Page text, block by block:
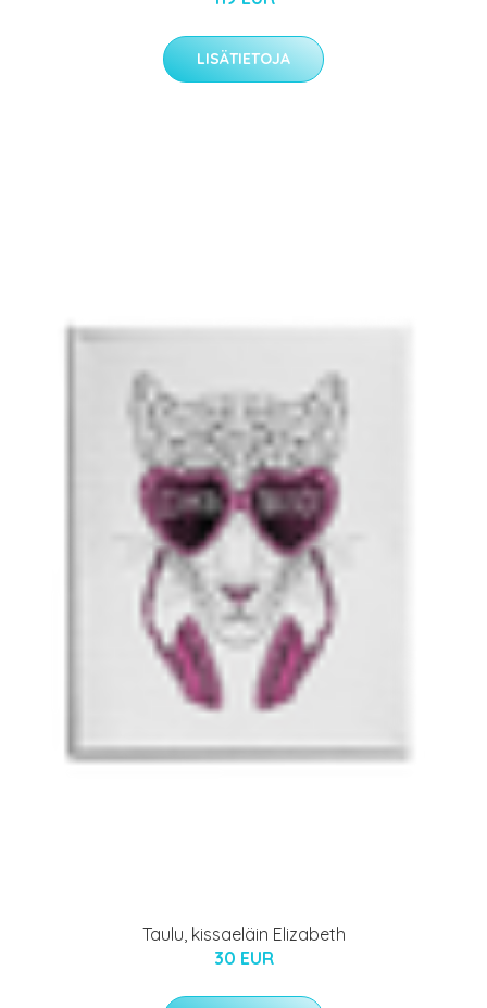
LISÄTIETOJA
Taulu, kissaeläin Elizabeth
30 EUR